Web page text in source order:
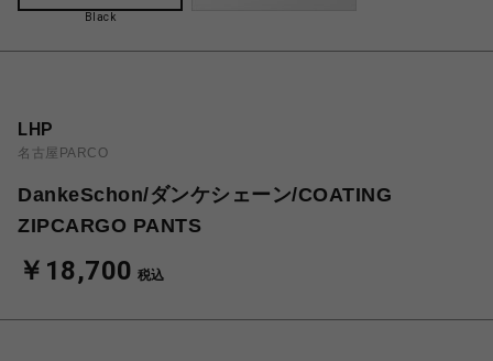
Black
LHP
名古屋PARCO
DankeSchon/ダンケシェーン/COATING
ZIPCARGO PANTS
￥18,700 税込